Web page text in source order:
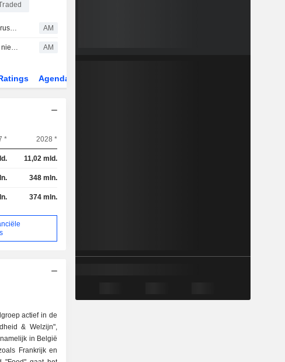
Rustige start cijferseizoen in Brussel AM
Colruyt en KION lanceren een nieuw R&D-centrum voor zelfrijdende pallettrucks AM
Agenda
* 2028 *
11,02 mld.
348 mln.
374 mln.
actief in de
& Welzijn",
in België
Frankrijk en